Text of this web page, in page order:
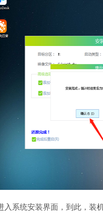
系统安装界面，到此，装